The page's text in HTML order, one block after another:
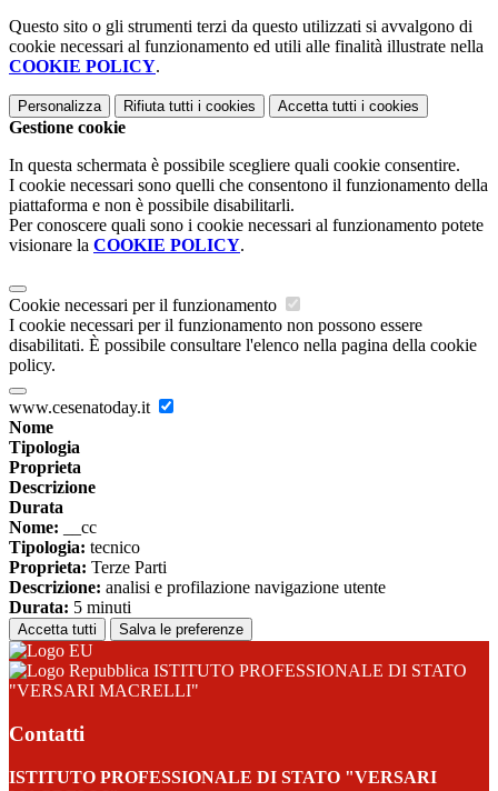
Questo sito o gli strumenti terzi da questo utilizzati si avvalgono di
cookie necessari al funzionamento ed utili alle finalità illustrate nella
COOKIE POLICY.
Personalizza Rifiuta tutti i cookies Accetta tutti i cookies
Gestione cookie
In questa schermata è possibile scegliere quali cookie consentire.
I cookie necessari sono quelli che consentono il funzionamento della
piattaforma e non è possibile disabilitarli.
Per conoscere quali sono i cookie necessari al funzionamento potete
visionare la COOKIE POLICY.
Cookie necessari per il funzionamento
I cookie necessari per il funzionamento non possono essere
disabilitati. È possibile consultare l'elenco nella pagina della cookie
policy.
www.cesenatoday.it
Nome
Tipologia
Proprieta
Descrizione
Durata
Nome: __cc
Tipologia: tecnico
Proprieta: Terze Parti
Descrizione: analisi e profilazione navigazione utente
Durata: 5 minuti
Accetta tutti Salva le preferenze
ISTITUTO PROFESSIONALE DI STATO
"VERSARI MACRELLI"
Contatti
ISTITUTO PROFESSIONALE DI STATO "VERSARI